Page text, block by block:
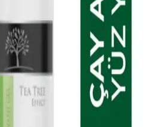
adaçayı ile zenginleştirilmiş
nemlendirir ve ferahlatır. Hassas
uzun süre kullanılabilen bu ürün, cilt
Krem ve Selin Beauty
Cilt Bakımı İçin Çok Yönlü
cilt tipine uygun, doğal içerikli ve
pratik ve etkili çözümler sunar.